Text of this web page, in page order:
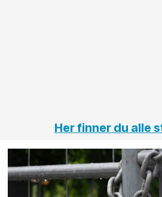
Her finner du alle